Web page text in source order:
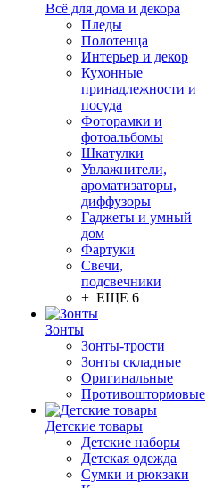
Всё для дома и декора
Пледы
Полотенца
Интерьер и декор
Кухонные
принадлежности и
посуда
Фоторамки и
фотоальбомы
Шкатулки
Увлажнители,
ароматизаторы,
диффузоры
Гаджеты и умный
дом
Фартуки
Свечи,
подсвечники
+ ЕЩЕ 6
Зонты
Зонты-трости
Зонты складные
Оригинальные
Противоштормовые
Детские товары
Детские наборы
Детская одежда
Сумки и рюкзаки